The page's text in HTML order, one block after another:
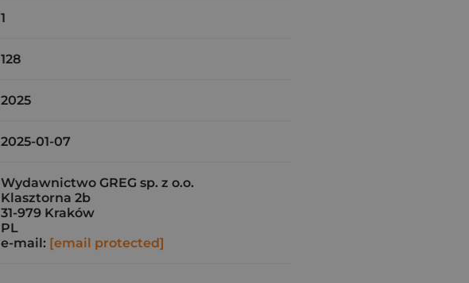
1
128
2025
2025-01-07
Wydawnictwo GREG sp. z o.o.
Klasztorna 2b
31-979 Kraków
PL
e-mail: [email protected]